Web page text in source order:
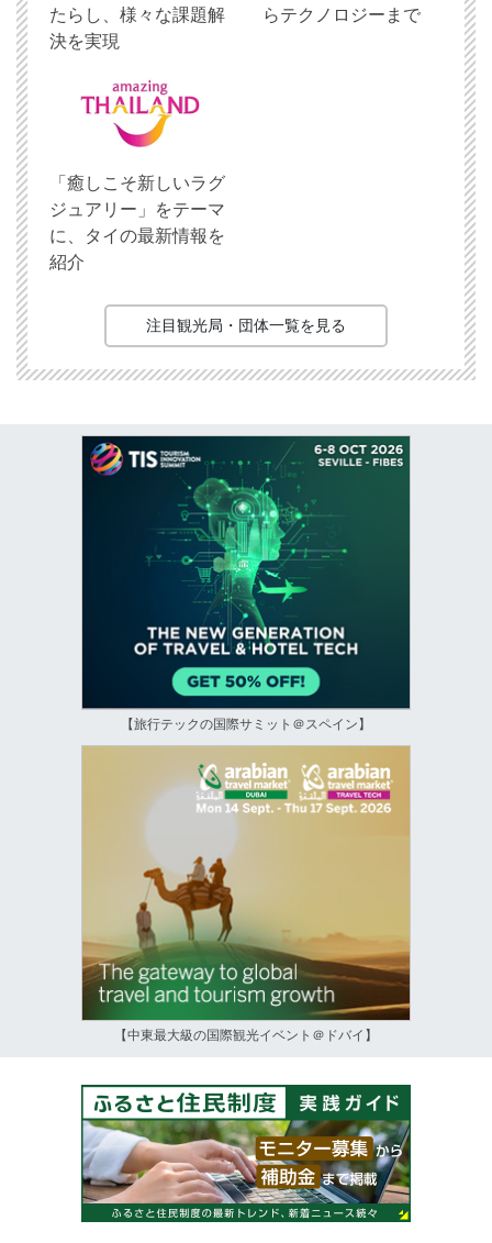
たらし、様々な課題解
決を実現
らテクノロジーまで
「癒しこそ新しいラグ
ジュアリー」をテーマ
に、タイの最新情報を
紹介
注目観光局・団体一覧を見る
【旅行テックの国際サミット＠スペイン】
【中東最大級の国際観光イベント＠ドバイ】